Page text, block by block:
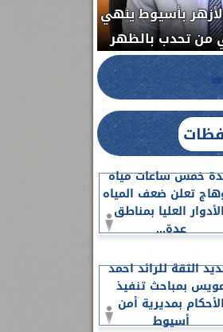
بأسيوط ينهي
من تحدب بالظهر
خمس ساعات مياه
تعلن ضعف المياه
العليا بمناطق
عدة...
الثقة للرائد احمد
بمباحث تنفيذ
الأحكام بمديرية أمن
أسيوط